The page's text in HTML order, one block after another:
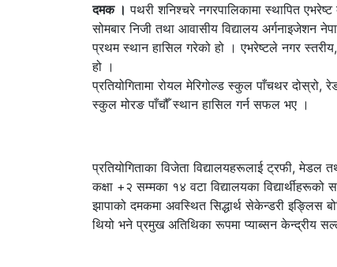
दमक । पथरी शनिश्चरे नगरपालिकामा स्थापित
सोमबार निजी तथा आवासीय विद्यालय अर्गनाइजेशन
प्रथम स्थान हासिल गरेको हो । एभरेष्टले नगर
हो ।
प्रतियोगितामा रोयल मेरिगोल्ड स्कुल पाँचथर
स्कुल मोरङ पाँचौँ स्थान हासिल गर्न सफल भए ।
प्रतियोगिताका विजेता विद्यालयहरूलाई ट्रफी, मेडल
कक्षा +२ सम्मका १४ वटा विद्यालयका विद्यार्थीहरूको
झापाको दमकमा अवस्थित सिद्धार्थ सेकेन्डरी इङ्लिस
थियो भने प्रमुख अतिथिका रूपमा प्याब्सन केन्द्रीय